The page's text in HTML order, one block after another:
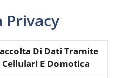
Privacy
Di Dati Tramite
Cellulari E Domotica